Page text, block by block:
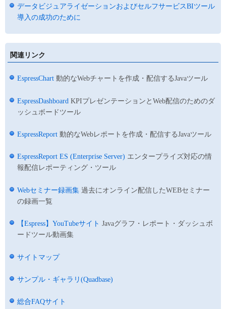
データビジュアライゼーションおよびセルフサービスBIツール
導入の成功のために
関連リンク
EspressChart 動的なWebチャートを作成・配信するJavaツール
EspressDashboard KPIプレゼンテーションとWeb配信のためのダ
ッシュボードツール
EspressReport 動的なWebレポートを作成・配信するJavaツール
EspressReport ES (Enterprise Server) エンタープライズ対応の情
報配信レポーティング・ツール
Webセミナー録画集 過去にオンライン配信したWEBセミナー
の録画一覧
【Espress】YouTubeサイト Javaグラフ・レポート・ダッシュボ
ードツール動画集
サイトマップ
サンプル・ギャラリ(Quadbase)
総合FAQサイト